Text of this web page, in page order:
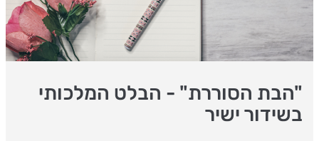
"הבת הסוררת" - הבלט המלכותי
בשידור ישיר